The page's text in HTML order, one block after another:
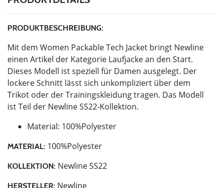
PRODUKTBESCHREIBUNG:
Mit dem Women Packable Tech Jacket bringt Newline
einen Artikel der Kategorie Laufjacke an den Start.
Dieses Modell ist speziell für Damen ausgelegt. Der
lockere Schnitt lässt sich unkompliziert über dem
Trikot oder der Trainingskleidung tragen. Das Modell
ist Teil der Newline SS22-Kollektion.
Material: 100%Polyester
MATERIAL: 100%Polyester
KOLLEKTION: Newline SS22
HERSTELLER: Newline